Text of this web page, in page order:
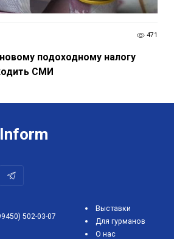
471
подоходному налогу
СМИ
502-03-07
Выставки
Для гурманов
О нас